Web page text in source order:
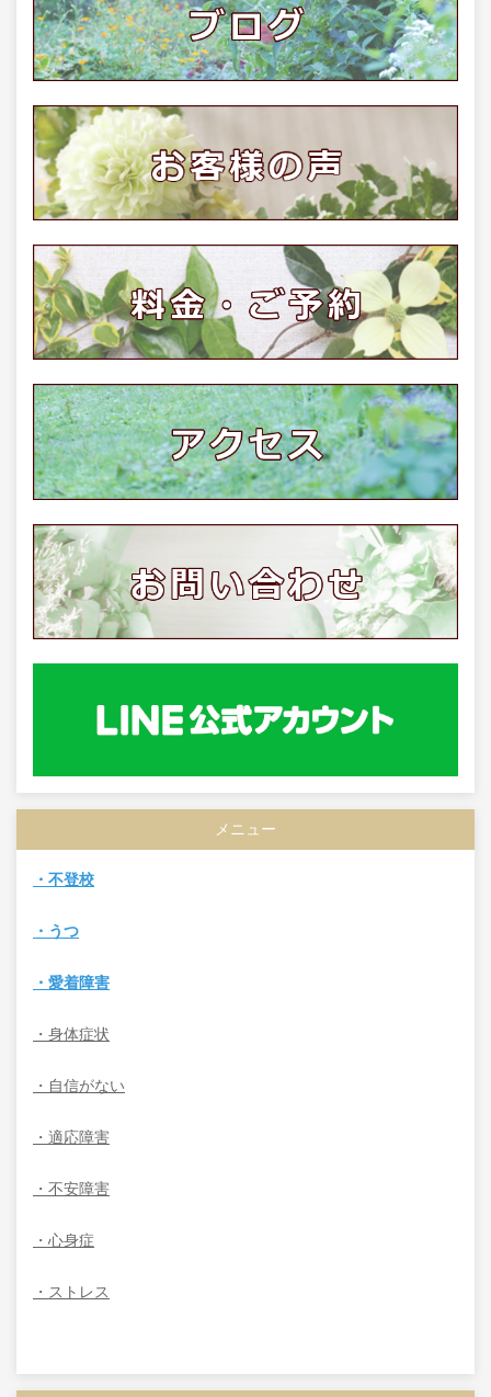
メニュー
・不登校
・うつ
・愛着障害
・身体症状
・自信がない
・適応障害
・不安障害
・心身症
・ストレス